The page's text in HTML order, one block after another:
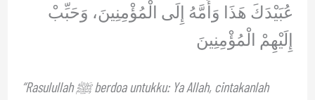
عُبَيْدَكَ هَذَا وَأُمَّهُ إِلَى الْمُؤْمِنِينَ، وَحَبِّبْ
إِلَيْهِمْ الْمُؤْمِنِينَ
“Rasulullah ﷺ berdoa untukku: Ya Allah, cintakanlah